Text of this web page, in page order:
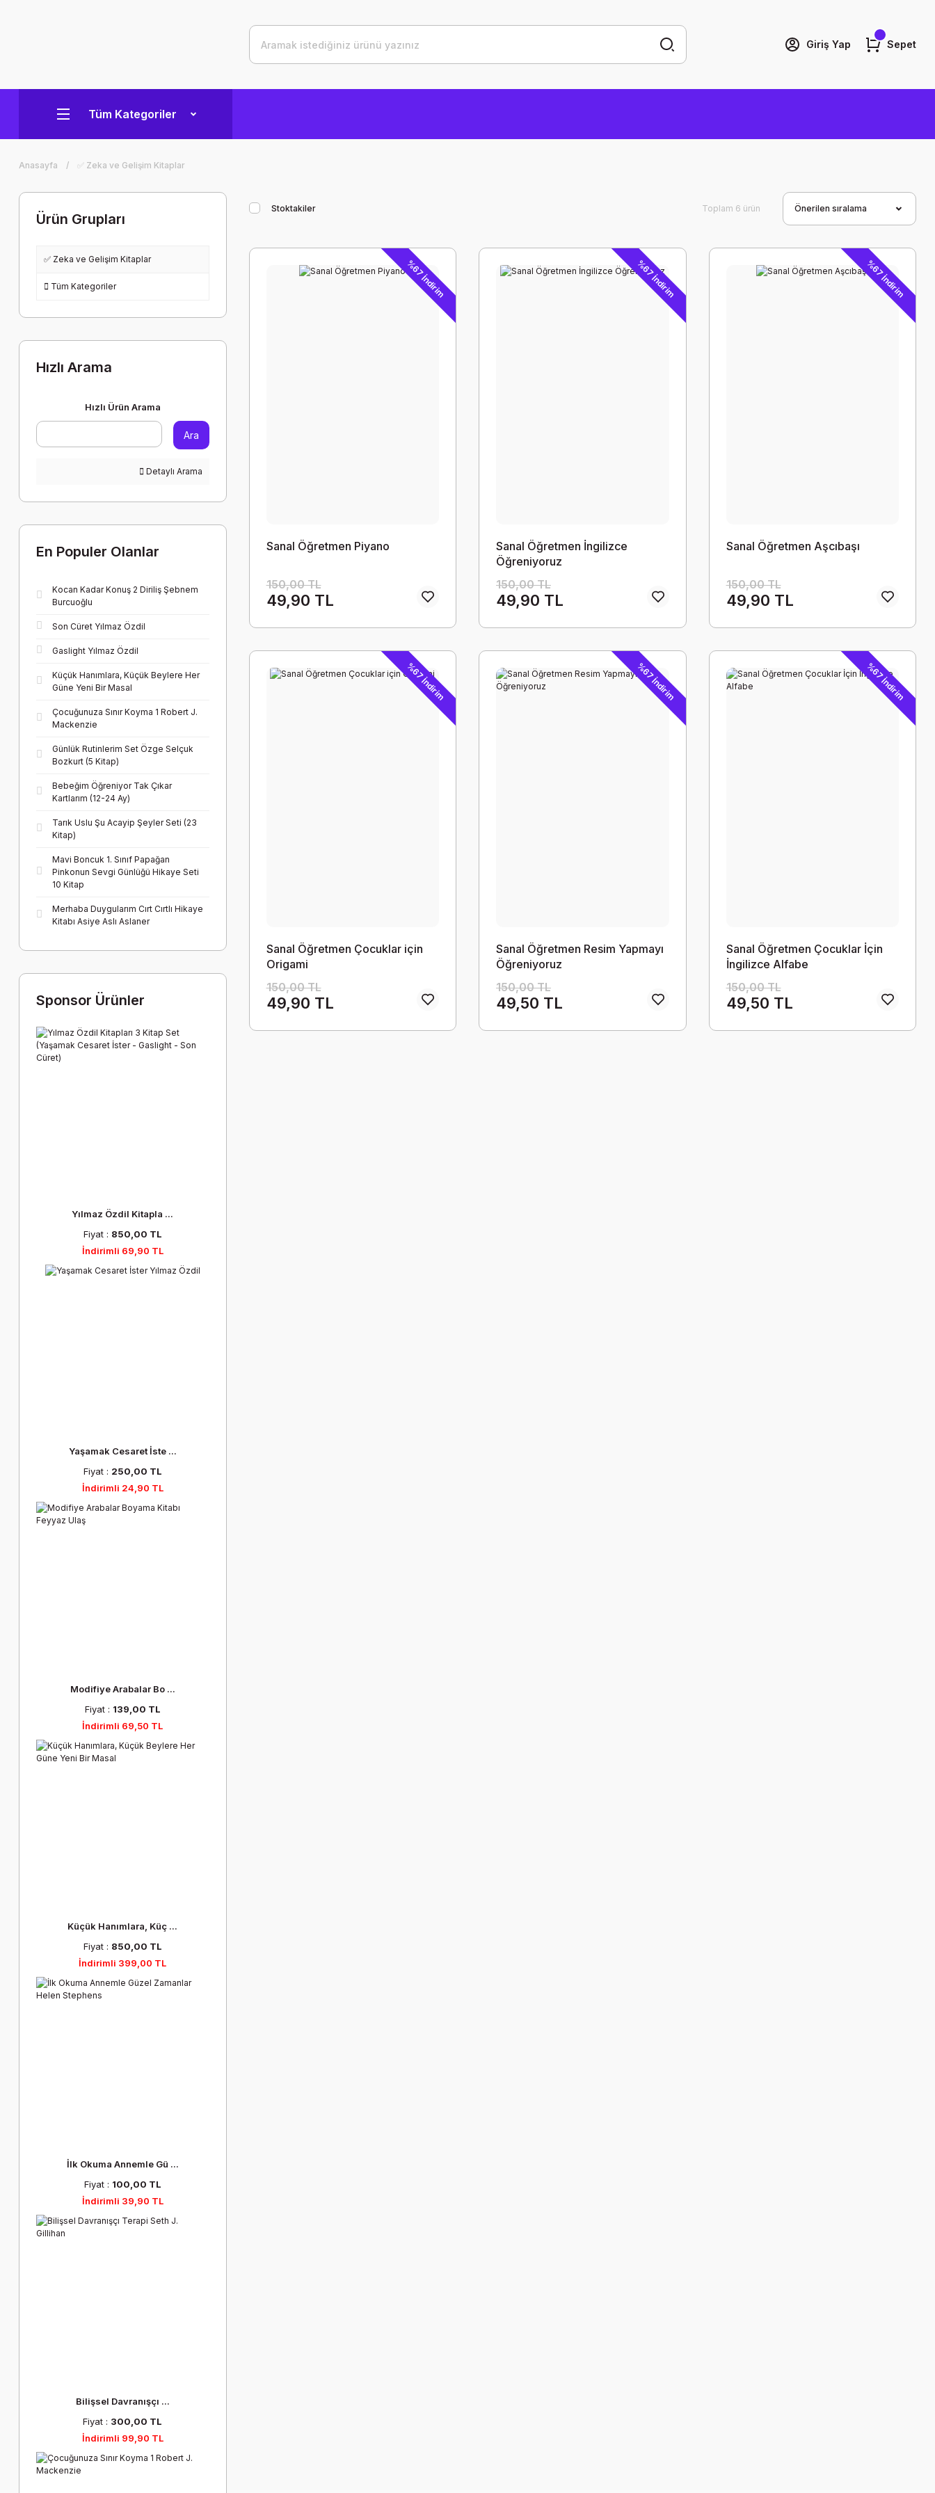
Giriş Yap Sepet
Tüm Kategoriler
Anasayfa ✅ Zeka ve Gelişim Kitaplar
Ürün Grupları
✅ Zeka ve Gelişim Kitaplar
Tüm Kategoriler
Hızlı Arama
Hızlı Ürün Arama
Ara
Detaylı Arama
En Populer Olanlar
Kocan Kadar Konuş 2 Diriliş Şebnem
Burcuoğlu
Son Cüret Yılmaz Özdil
Gaslight Yılmaz Özdil
Küçük Hanımlara, Küçük Beylere Her
Güne Yeni Bir Masal
Çocuğunuza Sınır Koyma 1 Robert J.
Mackenzie
Günlük Rutinlerim Set Özge Selçuk
Bozkurt (5 Kitap)
Bebeğim Öğreniyor Tak Çıkar
Kartlarım (12-24 Ay)
Tarık Uslu Şu Acayip Şeyler Seti (23
Kitap)
Mavi Boncuk 1. Sınıf Papağan
Pinkonun Sevgi Günlüğü Hikaye Seti
10 Kitap
Merhaba Duygularım Cırt Cırtlı Hikaye
Kitabı Asiye Aslı Aslaner
Sponsor Ürünler
Yılmaz Özdil Kitapla ...
Fiyat : 850,00 TL
İndirimli 69,90 TL
Yaşamak Cesaret İste ...
Fiyat : 250,00 TL
İndirimli 24,90 TL
Modifiye Arabalar Bo ...
Fiyat : 139,00 TL
İndirimli 69,50 TL
Küçük Hanımlara, Küç ...
Fiyat : 850,00 TL
İndirimli 399,00 TL
İlk Okuma Annemle Gü ...
Fiyat : 100,00 TL
İndirimli 39,90 TL
Bilişsel Davranışçı ...
Fiyat : 300,00 TL
İndirimli 99,90 TL
Stoktakiler Toplam 6 ürün
%67 İndirim
Sanal Öğretmen Piyano
150,00 TL
49,90 TL
%67 İndirim
Sanal Öğretmen İngilizce
Öğreniyoruz
150,00 TL
49,90 TL
%67 İndirim
Sanal Öğretmen Aşcıbaşı
150,00 TL
49,90 TL
%67 İndirim
Sanal Öğretmen Çocuklar için
Origami
150,00 TL
49,90 TL
%67 İndirim
Sanal Öğretmen Resim Yapmayı
Öğreniyoruz
150,00 TL
49,50 TL
%67 İndirim
Sanal Öğretmen Çocuklar İçin
İngilizce Alfabe
150,00 TL
49,50 TL